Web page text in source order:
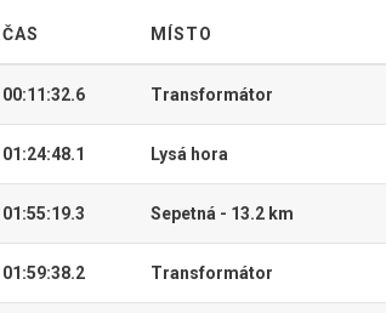
ČAS MÍSTO
00:11:32.6 Transformátor
01:24:48.1 Lysá hora
01:55:19.3 Sepetná - 13.2 km
01:59:38.2 Transformátor